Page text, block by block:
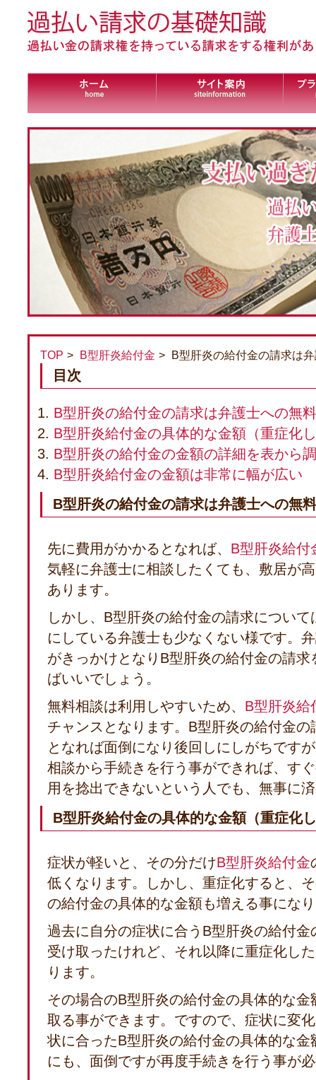
TOP B型肝炎給付金 B型肝炎の給付金の請求は
目次
B型肝炎の給付金の請求は弁護士への無
B型肝炎給付金の具体的な金額（重症化
B型肝炎の給付金の金額の詳細を表から
B型肝炎給付金の金額は非常に幅が広い
B型肝炎の給付金の請求は弁護士への無
先に費用がかかるとなれば、 B型肝炎給付
気軽に弁護士に相談したくても、敷居が
あります。
しかし、B型肝炎の給付金の請求につい
にしている弁護士も少なくない様です。
がきっかけとなりB型肝炎の給付金の請求
ばいいでしょう。
無料相談は利用しやすいため、 B型肝炎給
チャンスとなります。B型肝炎の給付金の
となれば面倒になり後回しにしがちです
相談から手続きを行う事ができれば、す
用を捻出できないという人でも、無事に
B型肝炎給付金の具体的な金額（重症化
症状が軽いと、その分だけB型肝炎給付金
低くなります。しかし、重症化すると、
の給付金の具体的な金額も増える事にな
過去に自分の症状に合うB型肝炎の給付金
受け取ったけれど、それ以降に重症化し
ります。
その場合のB型肝炎の給付金の具体的な金
取る事ができます。ですので、症状に変
状に合ったB型肝炎の給付金の具体的な金
にも、面倒ですが再度手続きを行う事が